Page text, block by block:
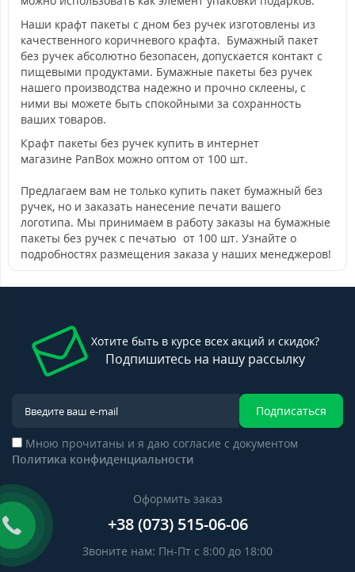
Наши крафт пакеты с дном без ручек изготовлены из
качественного коричневого крафта. Бумажный пакет
без ручек абсолютно безопасен, допускается контакт с
пищевыми продуктами. Бумажные пакеты без ручек
нашего производства надежно и прочно склеены, с
ними вы можете быть спокойными за сохранность
ваших товаров.
Крафт пакеты без ручек купить в интернет
магазине PanBox можно оптом от 100 шт.
Предлагаем вам не только купить пакет бумажный без
ручек, но и заказать нанесение печати вашего
логотипа. Мы принимаем в работу заказы на бумажные
пакеты без ручек с печатью от 100 шт. Узнайте о
подробностях размещения заказа у наших менеджеров!
Хотите быть в курсе всех акций и скидок?
Подпишитесь на нашу рассылку
Подписаться
Мною прочитаны и я даю согласие с документом
Политика конфиденциальности
Оформить заказ
+38 (073) 515-06-06
Звоните нам: Пн-Пт с 8:00 до 18:00